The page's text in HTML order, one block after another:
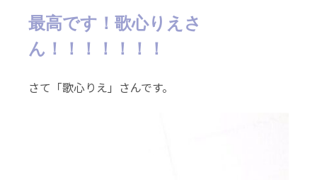
最高です！歌心りえさ
ん！！！！！！！
さて「歌心りえ」さんです。